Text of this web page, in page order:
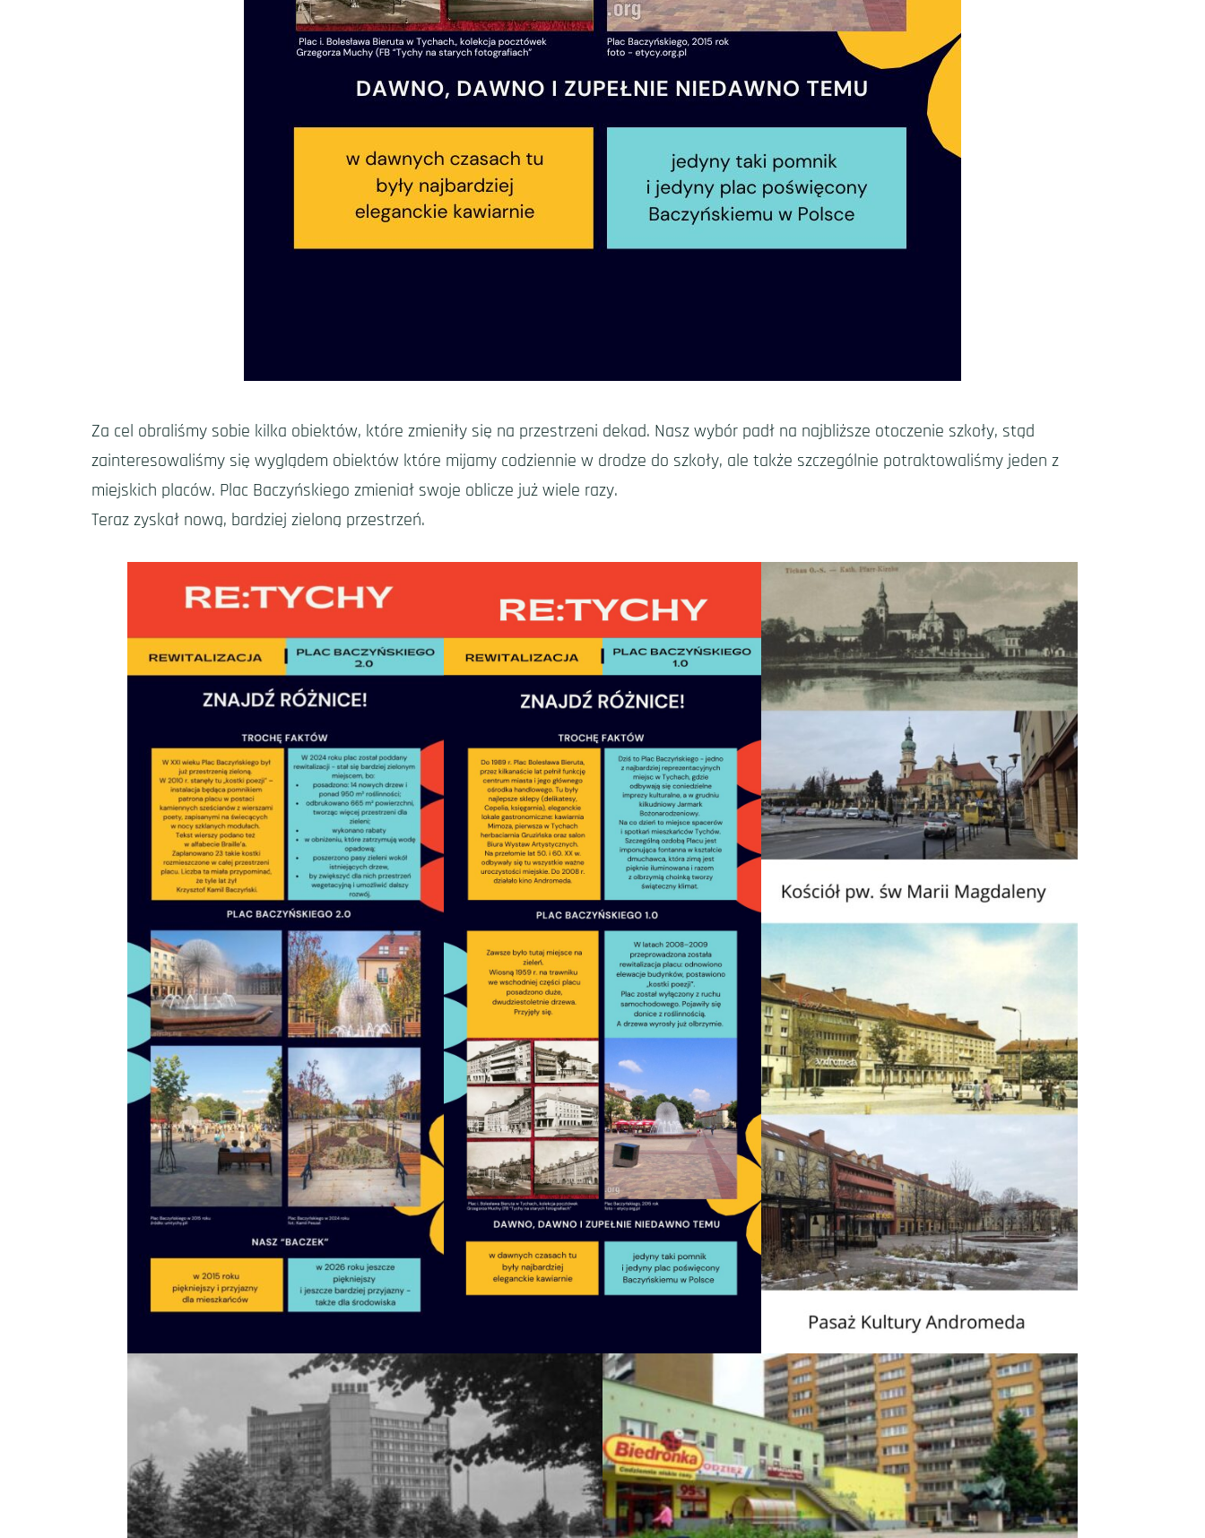
Za cel obraliśmy sobie kilka obiektów, które zmieniły się na przestrzeni dekad. Nasz wybór padł na najbliższe otoczenie szkoły, stąd
zainteresowaliśmy się wyglądem obiektów które mijamy codziennie w drodze do szkoły, ale także szczególnie potraktowaliśmy jeden z
miejskich placów. Plac Baczyńskiego zmieniał swoje oblicze już wiele razy.
Teraz zyskał nową, bardziej zieloną przestrzeń.